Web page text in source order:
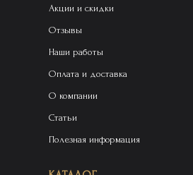
Акции и скидки
Отзывы
Наши работы
Оплата и доставка
О компании
Статьи
Полезная информация